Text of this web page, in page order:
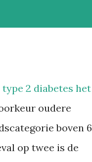
2 diabetes het
oudere
boven
op twee is de